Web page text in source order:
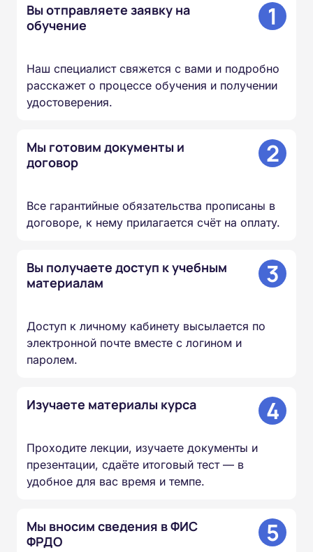
Вы отправляете заявку на
обучение
1
Наш специалист свяжется с вами и подробно
расскажет о процессе обучения и получении
удостоверения.
Мы готовим документы и
договор
2
Все гарантийные обязательства прописаны в
договоре, к нему прилагается счёт на оплату.
Вы получаете доступ к учебным
материалам
3
Доступ к личному кабинету высылается по
электронной почте вместе с логином и
паролем.
Изучаете материалы курса 4
Проходите лекции, изучаете документы и
презентации, сдаёте итоговый тест — в
удобное для вас время и темпе.
Мы вносим сведения в ФИС
ФРДО
5